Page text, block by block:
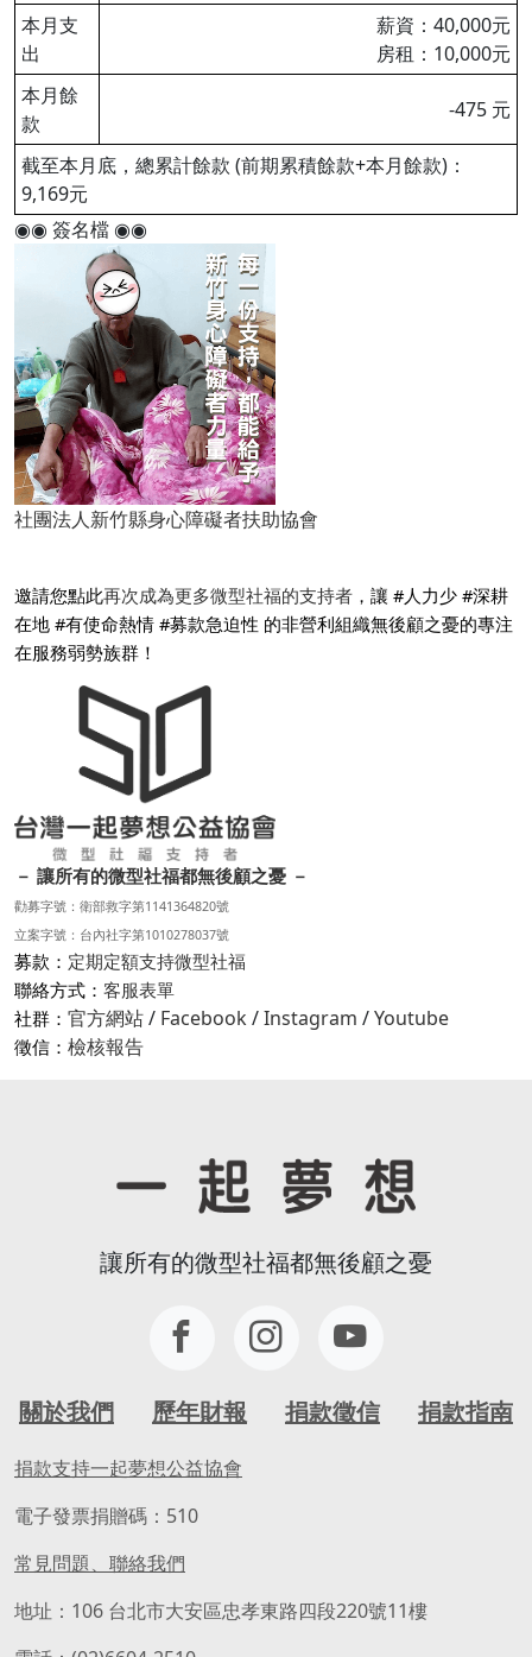
本月支
出
薪資：40,000元
房租：10,000元
本月餘
款
-475 元
截至本月底，總累計餘款 (前期累積餘款+本月餘款)：
9,169元
◉◉ 簽名檔 ◉◉
社團法人新竹縣身心障礙者扶助協會
邀請您點此再次成為更多微型社福的支持者 ，讓 #人力少 #深耕
在地 #有使命熱情 #募款急迫性 的非營利組織無後顧之憂的專注
在服務弱勢族群！
－ 讓所有的微型社福都無後顧之憂 －
勸募字號：衛部救字第1141364820號
立案字號：台內社字第1010278037號
募款： 定期定額支持微型社福
聯絡方式： 客服表單
社群： 官方網站/ Facebook/Instagram /Youtube
徵信： 檢核報告
讓所有的微型社福都無後顧之憂
關於我們 歷年財報 捐款徵信 捐款指南
捐款支持一起夢想公益協會
電子發票捐贈碼：510
常見問題、聯絡我們
地址：106 台北市大安區忠孝東路四段220號11樓